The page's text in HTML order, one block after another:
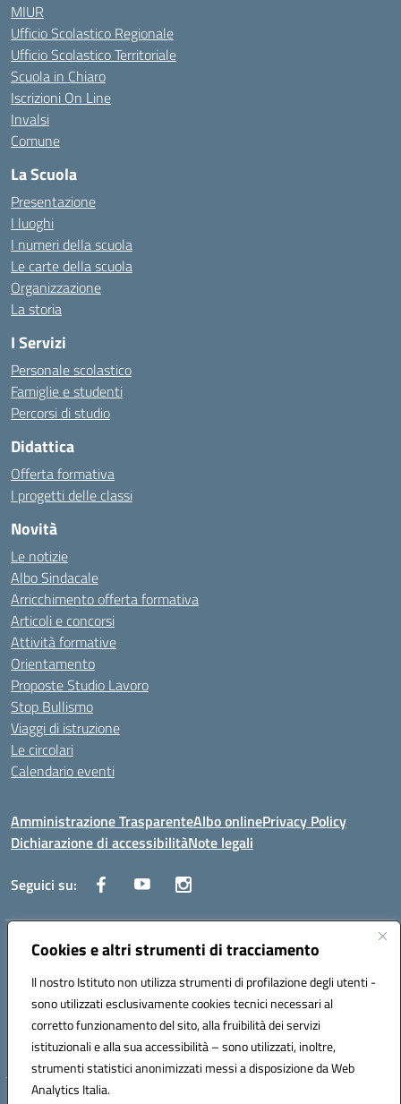
Cookies e altri strumenti di tracciamento
Il nostro Istituto non utilizza strumenti di profilazione degli utenti -
sono utilizzati esclusivamente cookies tecnici necessari al
corretto funzionamento del sito, alla fruibilità dei servizi
istituzionali e alla sua accessibilità – sono utilizzati, inoltre,
strumenti statistici anonimizzati messi a disposizione da Web
Analytics Italia.
MIUR
Ufficio Scolastico Regionale
Ufficio Scolastico Territoriale
Scuola in Chiaro
Iscrizioni On Line
Invalsi
Comune
La Scuola
Presentazione
I luoghi
I numeri della scuola
Le carte della scuola
Organizzazione
La storia
I Servizi
Personale scolastico
Famiglie e studenti
Percorsi di studio
Didattica
Offerta formativa
I progetti delle classi
Novità
Le notizie
Albo Sindacale
Arricchimento offerta formativa
Articoli e concorsi
Attività formative
Orientamento
Proposte Studio Lavoro
Stop Bullismo
Viaggi di istruzione
Le circolari
Calendario eventi
Amministrazione TrasparenteAlbo onlinePrivacy Policy
Dichiarazione di accessibilitàNote legali
Seguici su:
Indirizzo:Corso Fornari, 1 - 70056 Molfetta
Posta elettronica certificata (PEC):BARH04000D@pec.istruzione.it
Codice fiscale: 93249230728
Codice meccanografico: BARH04000D